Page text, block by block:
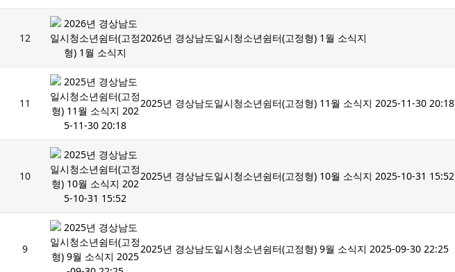
12 2026년 경상남도일시청소년쉼터(고정형) 1월 소식지
11 2025년 경상남도일시청소년쉼터(고정형) 11월 소식지 2025-11-30 20:18
10 2025년 경상남도일시청소년쉼터(고정형) 10월 소식지 2025-10-31 15:52
9 2025년 경상남도일시청소년쉼터(고정형) 9월 소식지 2025-09-30 22:25